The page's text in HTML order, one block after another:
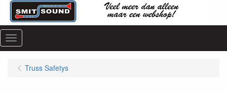
Menu
Truss Safetys